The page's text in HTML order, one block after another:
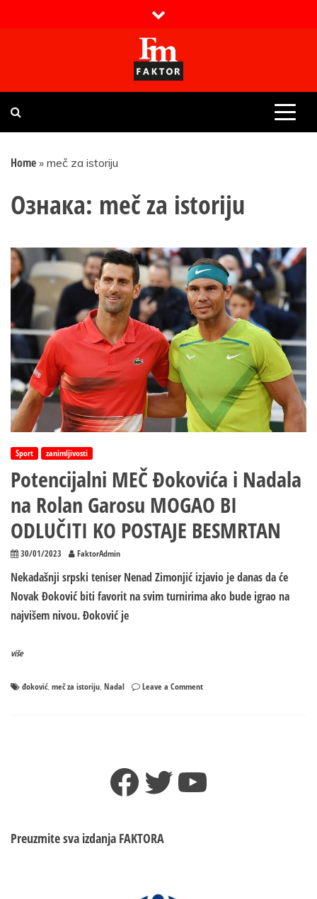
Faktor magazin
Uvijek presudan
Home » meč za istoriju
Ознака: meč za istoriju
Sport zanimljivosti
Potencijalni MEČ Đokovića i Nadala
na Rolan Garosu MOGAO BI
ODLUČITI KO POSTAJE BESMRTAN
30/01/2023 FaktorAdmin
Nekadašnji srpski teniser Nenad Zimonjić izjavio je danas da će
Novak Đoković biti favorit na svim turnirima ako bude igrao na
najvišem nivou. Đoković je
više
đoković, meč za istoriju, Nadal Leave a Commenton
na
Rolan
Facebook
TwitterYouTube
Preuzmite sva izdanja FAKTORA